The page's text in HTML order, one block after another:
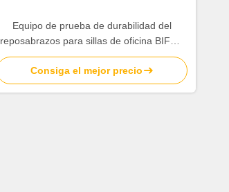
Equipo de prueba de durabilidad del
reposabrazos para sillas de oficina BIFMA
X5.1
Consiga el mejor precio